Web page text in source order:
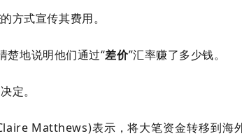
的方式宣传其费用。
楚地说明他们通过“差价”汇率赚了多少钱。
定。
Matthews)表示，将大笔资金转移到海